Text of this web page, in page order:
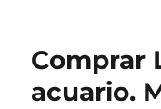
Comprar
acuario.